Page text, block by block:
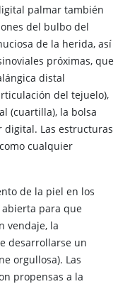
palmar también
del bulbo del
de la herida, así
próximas, que
distal
del tejuelo),
(cuartilla), la bolsa
digital. Las estructuras
cualquier
de la piel en los
para que
vendaje, la
desarrollarse un
orgullosa). Las
propensas a la